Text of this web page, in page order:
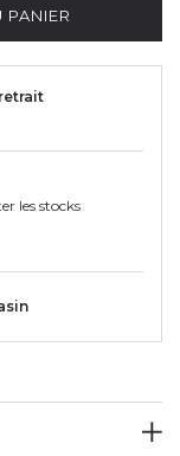
PANIER
les stocks